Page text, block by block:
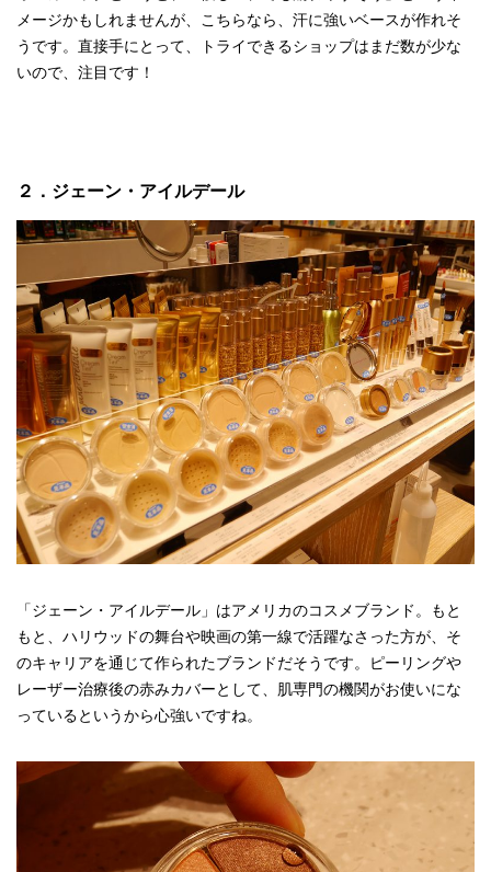
メージかもしれませんが、こちらなら、汗に強いベースが作れそ
うです。直接手にとって、トライできるショップはまだ数が少な
いので、注目です！
２．ジェーン・アイルデール
「ジェーン・アイルデール」はアメリカのコスメブランド。もと
もと、ハリウッドの舞台や映画の第一線で活躍なさった方が、そ
のキャリアを通じて作られたブランドだそうです。ピーリングや
レーザー治療後の赤みカバーとして、肌専門の機関がお使いにな
っているというから心強いですね。